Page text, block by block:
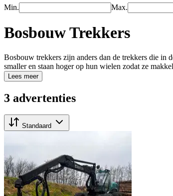
Min.
Max.
Bosbouw Trekkers
Bosbouw trekkers zijn anders dan de trekkers die
smaller en staan hoger op hun wielen zodat ze
Lees meer
3 advertenties
Standaard